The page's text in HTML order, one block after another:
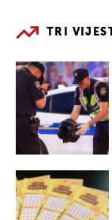
TRI